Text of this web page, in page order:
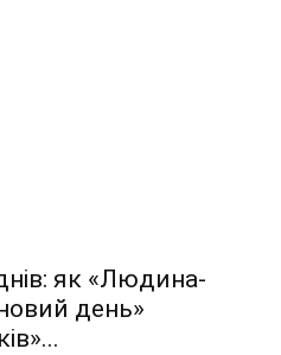
як «Людина-
день»